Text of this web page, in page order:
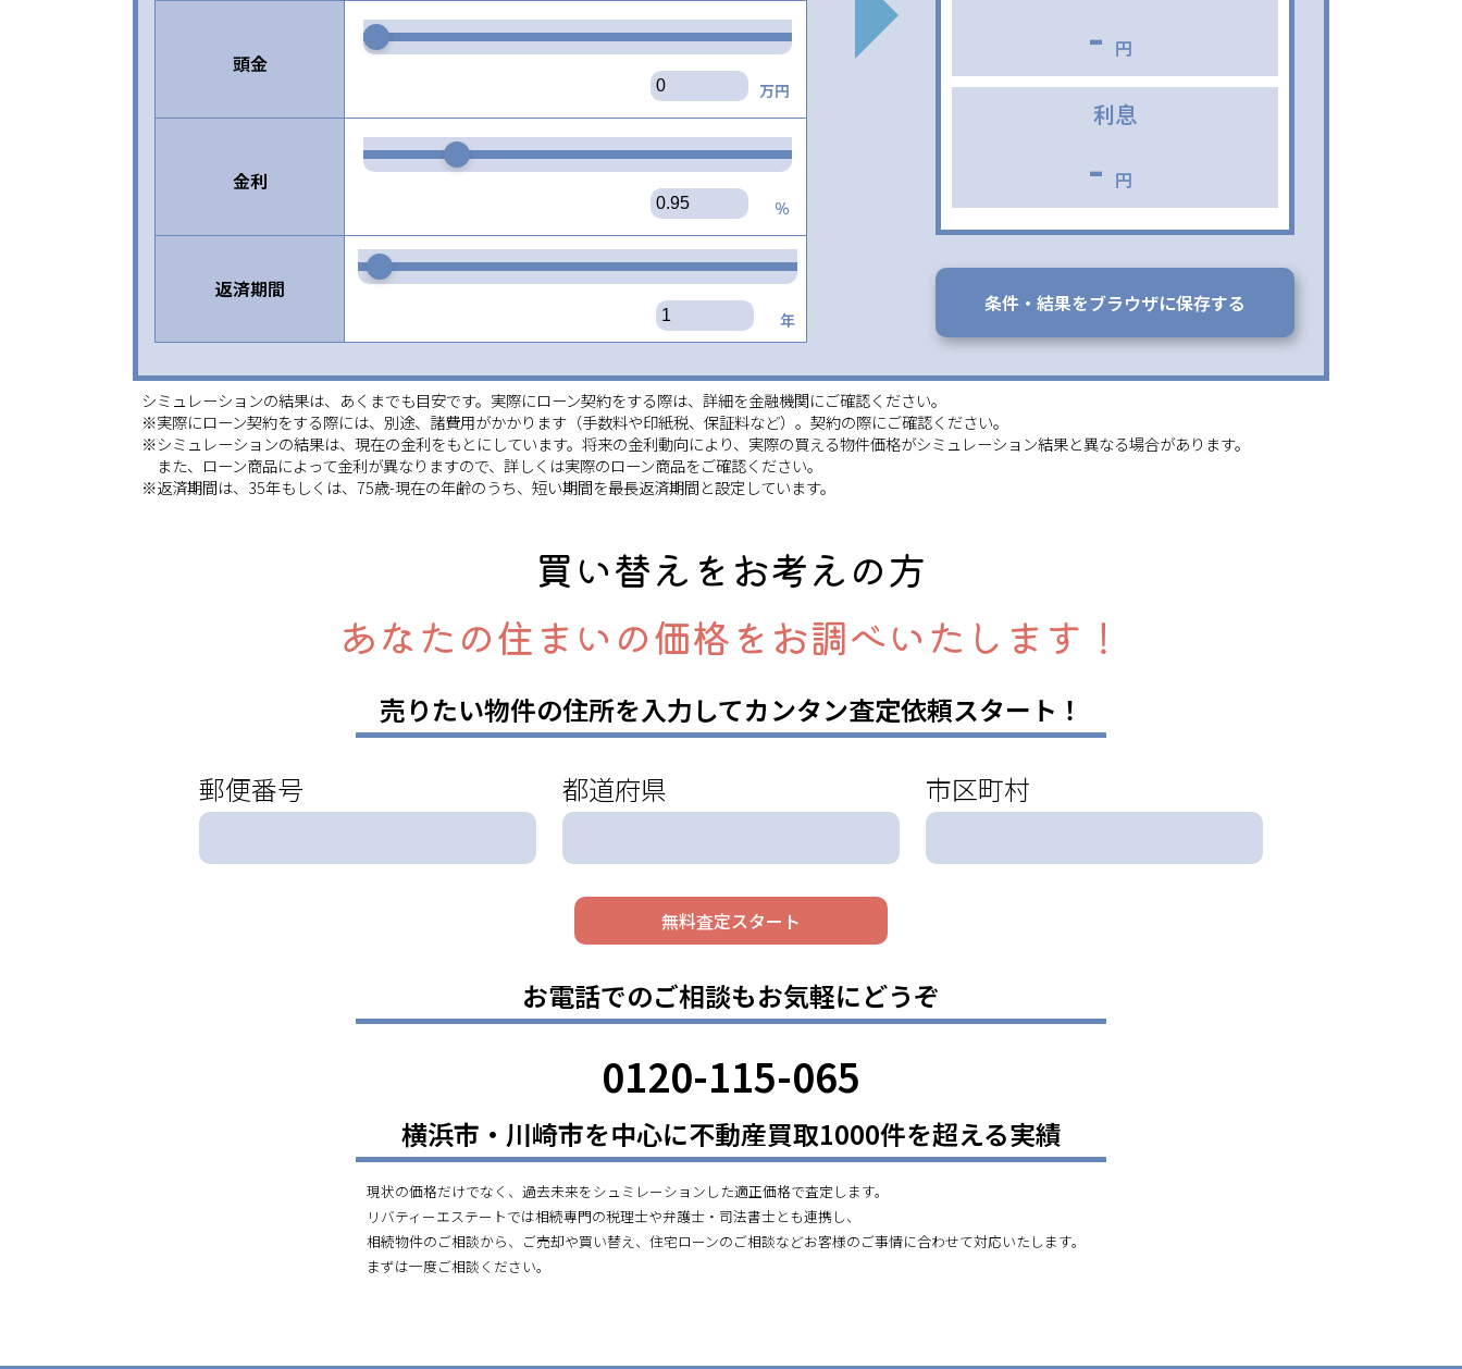
頭金
万円
金利
％
返済期間
年
- 円
利息
- 円
条件・結果をブラウザに保存する
シミュレーションの結果は、あくまでも目安です。実際にローン契約をする際は、詳細を金融機関にご確認ください。
※実際にローン契約をする際には、別途、諸費用がかかります（手数料や印紙税、保証料など）。契約の際にご確認ください。
※シミュレーションの結果は、現在の金利をもとにしています。将来の金利動向により、実際の買える物件価格がシミュレーション結果と異なる場合があります。
また、ローン商品によって金利が異なりますので、詳しくは実際のローン商品をご確認ください。
※返済期間は、35年もしくは、75歳-現在の年齢のうち、短い期間を最長返済期間と設定しています。
買い替えをお考えの方
あなたの住まいの価格をお調べいたします！
売りたい物件の住所を入力してカンタン査定依頼スタート！
郵便番号 都道府県 市区町村
お電話でのご相談もお気軽にどうぞ
0120-115-065
横浜市・川崎市を中心に不動産買取1000件を超える実績
現状の価格だけでなく、過去未来をシュミレーションした適正価格で査定します。
リバティーエステートでは相続専門の税理士や弁護士・司法書士とも連携し、
相続物件のご相談から、ご売却や買い替え、住宅ローンのご相談などお客様のご事情に合わせて対応いたします。
まずは一度ご相談ください。